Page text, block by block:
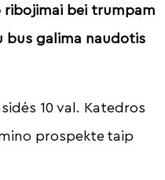
ribojimai bei trumpam
bus galima naudotis
10 val. Katedros
prospekte taip